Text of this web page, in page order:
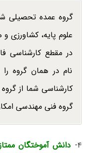
گروه عمده تحصیلی
علوم پایه، کشاورزی
در مقطع کارشناسی
نام در همان گروه را
کارشناسی شما از
گروه فنی مهندسی
۴- دانش آموختگان